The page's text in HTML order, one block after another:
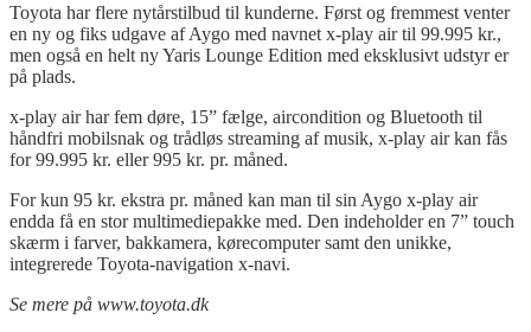
Toyota har flere nytårstilbud til kunderne. Først og fremmest venter
en ny og fiks udgave af Aygo med navnet x-play air til 99.995 kr.,
men også en helt ny Yaris Lounge Edition med eksklusivt udstyr er
på plads.
x-play air har fem døre, 15” fælge, aircondition og Bluetooth til
håndfri mobilsnak og trådløs streaming af musik, x-play air kan fås
for 99.995 kr. eller 995 kr. pr. måned.
For kun 95 kr. ekstra pr. måned kan man til sin Aygo x-play air
endda få en stor multimediepakke med. Den indeholder en 7” touch
skærm i farver, bakkamera, kørecomputer samt den unikke,
integrerede Toyota-navigation x-navi.
Se mere på www.toyota.dk